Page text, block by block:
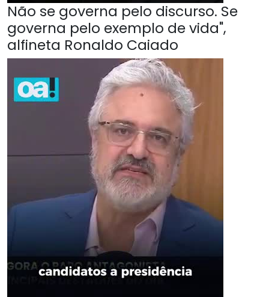
Não se governa pelo discurso. Se
governa pelo exemplo de vida",
alfineta Ronaldo Caiado